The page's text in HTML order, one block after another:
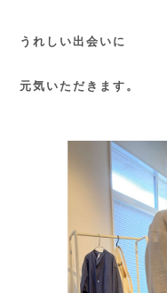
うれしい出会いに
元気いただきます。